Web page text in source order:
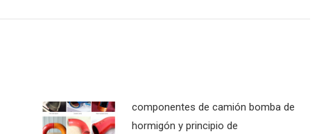
componentes de camión bomba de
hormigón y principio de